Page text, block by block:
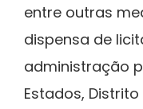
entre outras
dispensa de
administração
Estados,